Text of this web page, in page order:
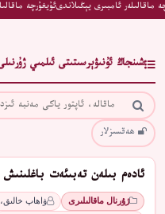
ماقالىلەر ئامبىرى يېڭىلاندىئۇيغۇرچە
شىنجاڭ ئۇنىۋېرسىتىتى ئىلمىي
ھەقسىزلار
ئادەم بىلەن تەبىئەت
ژۇرنال ماقالىلىرى
ۋاھاپ